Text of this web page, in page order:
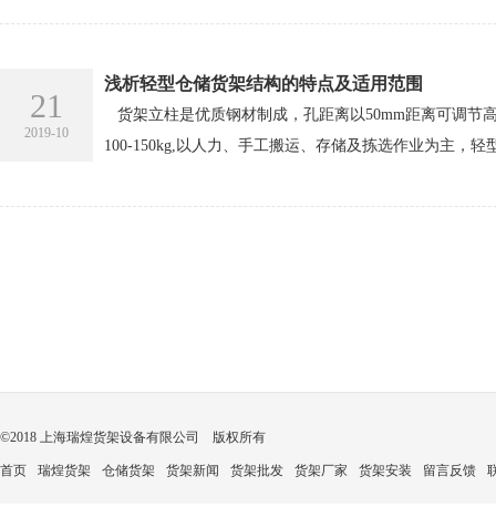
21
2019-10
浅析轻型仓储货架结构的特点及适用范围
货架立柱是优质钢材制成，孔距离以50mm距离可调节
100-150kg,以人力、手工搬运、存储及拣选作业为主，
©2018 上海瑞煌货架设备有限公司 版权所有
首页 瑞煌货架 仓储货架 货架新闻 货架批发 货架厂家 货架安装 留言反馈